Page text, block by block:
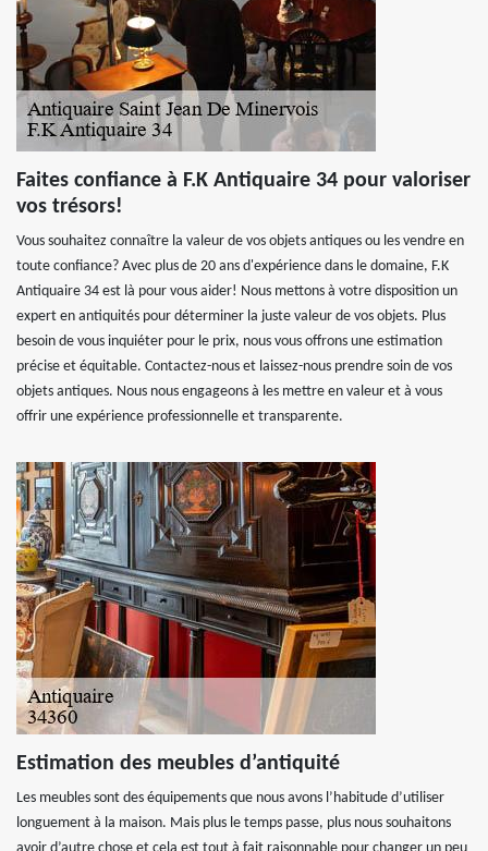
Faites confiance à F.K Antiquaire 34 pour valoriser
vos trésors!
Vous souhaitez connaître la valeur de vos objets antiques ou les vendre en
toute confiance? Avec plus de 20 ans d'expérience dans le domaine, F.K
Antiquaire 34 est là pour vous aider! Nous mettons à votre disposition un
expert en antiquités pour déterminer la juste valeur de vos objets. Plus
besoin de vous inquiéter pour le prix, nous vous offrons une estimation
précise et équitable. Contactez-nous et laissez-nous prendre soin de vos
objets antiques. Nous nous engageons à les mettre en valeur et à vous
offrir une expérience professionnelle et transparente.
Estimation des meubles d’antiquité
Les meubles sont des équipements que nous avons l’habitude d’utiliser
longuement à la maison. Mais plus le temps passe, plus nous souhaitons